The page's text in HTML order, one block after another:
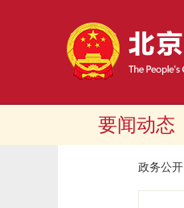
要闻动态
政务公开